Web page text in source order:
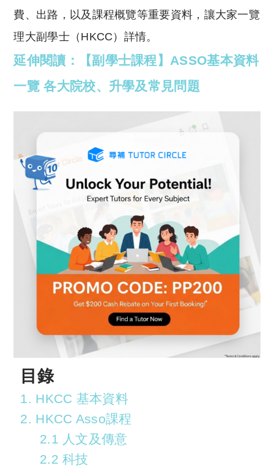
費、出路，以及課程概覽等重要資料，讓大家一覽
理大副學士（HKCC）詳情。
延伸閱讀：【副學士課程】ASSO基本資料
一覽 各大院校、升學及常見問題
目錄
1. HKCC 基本資料
2. HKCC Asso課程
2.1 人文及傳意
2.2 科技